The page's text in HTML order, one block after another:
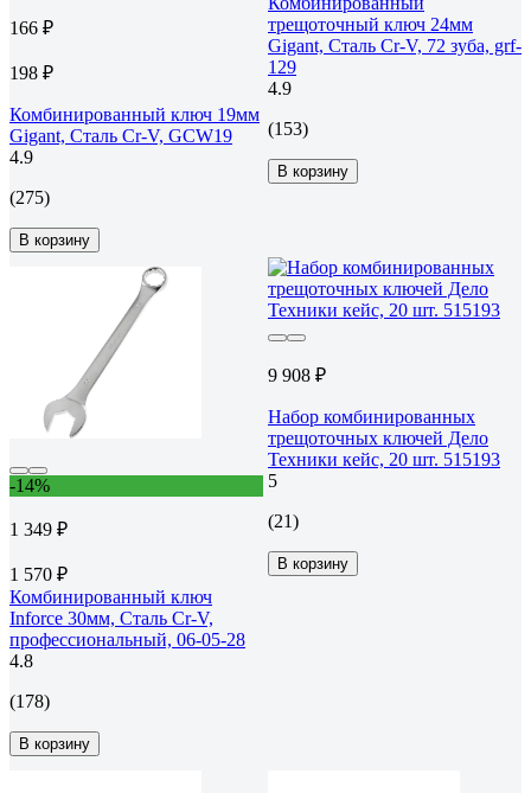
166 ₽
198 ₽
Комбинированный ключ 19мм
Gigant, Сталь Cr-V, GCW19
4.9
(275)
В корзину
трещоточный ключ 24мм
Gigant, Сталь Cr-V, 72 зуба, grf-
129
4.9
(153)
В корзину
-14%
1 349 ₽
1 570 ₽
Комбинированный ключ
Inforce 30мм, Сталь Cr-V,
профессиональный, 06-05-28
4.8
(178)
В корзину
9 908 ₽
Набор комбинированных
трещоточных ключей Дело
Техники кейс, 20 шт. 515193
5
(21)
В корзину